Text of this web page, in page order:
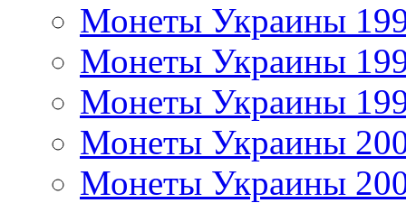
Монеты Украины
Монеты Украины
Монеты Украины
Монеты Украины
Монеты Украины